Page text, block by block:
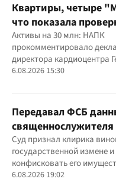
Квартиры, четыре
что показала
руководителя
Маньковского и что
Активы на 30 млн: НАПК
прокомментировало
директора кардиоцентра
Маньковского
6.08.2026 15:30
Передавал ФСБ
годам
Суд признал клирика
государственной измене
конфисковать его
6.08.2026 19:02